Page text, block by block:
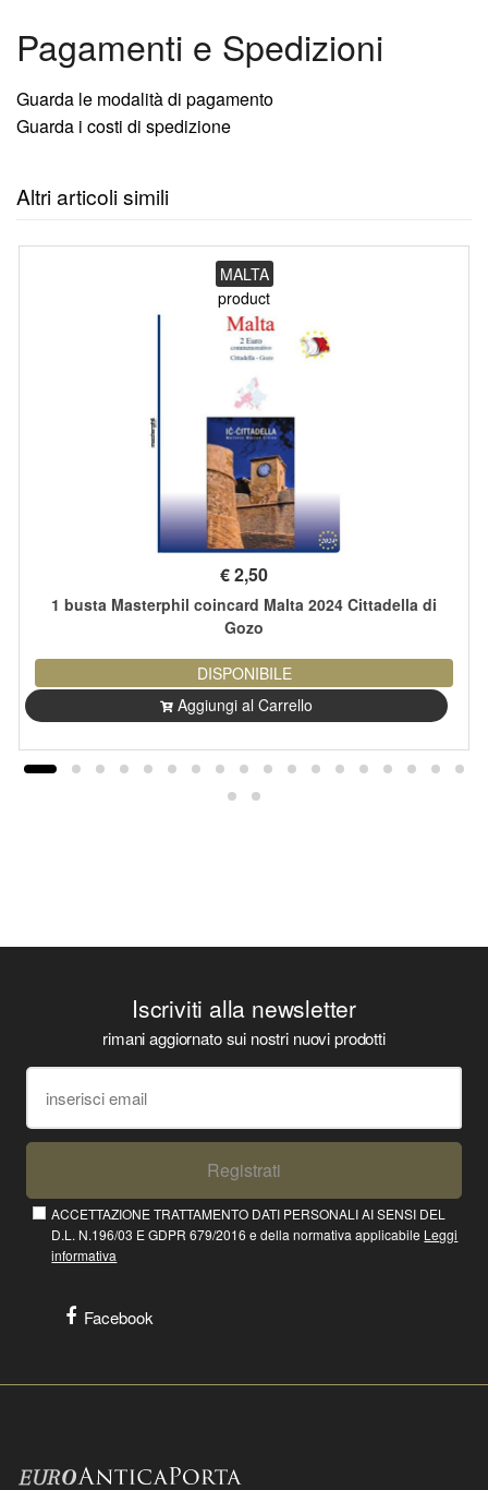
Pagamenti e Spedizioni
Guarda le modalità di pagamento
Guarda i costi di spedizione
Altri articoli simili
MALTA
product
€2,50
1 busta Masterphil coincard Malta 2024 Cittadella di
Gozo
DISPONIBILE
Aggiungi al Carrello
Iscriviti alla newsletter
rimani aggiornato sui nostri nuovi prodotti
Registrati
ACCETTAZIONE TRATTAMENTO DATI PERSONALI AI SENSI DEL
D.L. N.196/03 E GDPR 679/2016 e della normativa applicabile Leggi
informativa
Facebook